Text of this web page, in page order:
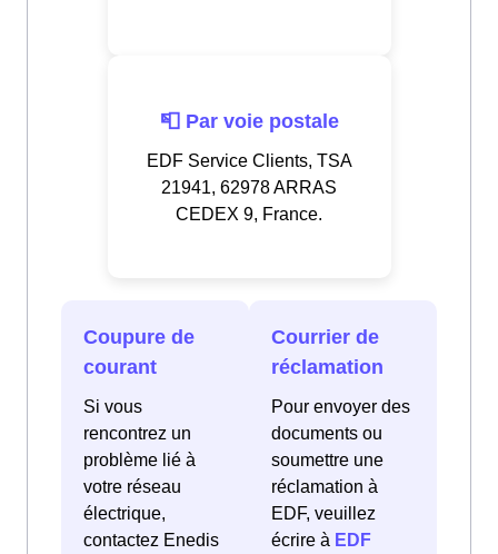
📮 Par voie postale
EDF Service Clients, TSA
21941, 62978 ARRAS
CEDEX 9, France.
Coupure de
courant
Si vous
rencontrez un
problème lié à
votre réseau
électrique,
contactez Enedis
Courrier de
réclamation
Pour envoyer des
documents ou
soumettre une
réclamation à
EDF, veuillez
écrire à EDF